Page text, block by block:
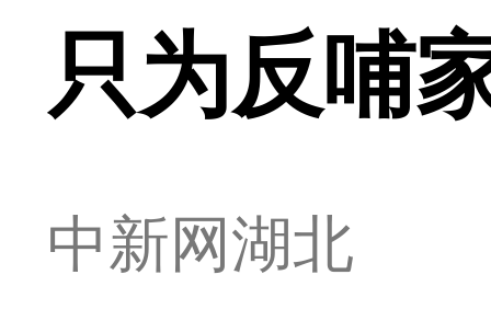
只为反哺
中新网湖北